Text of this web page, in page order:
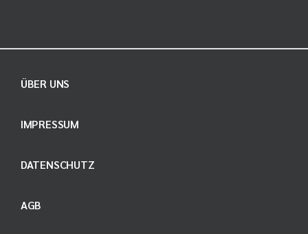
ÜBER UNS
IMPRESSUM
DATENSCHUTZ
AGB